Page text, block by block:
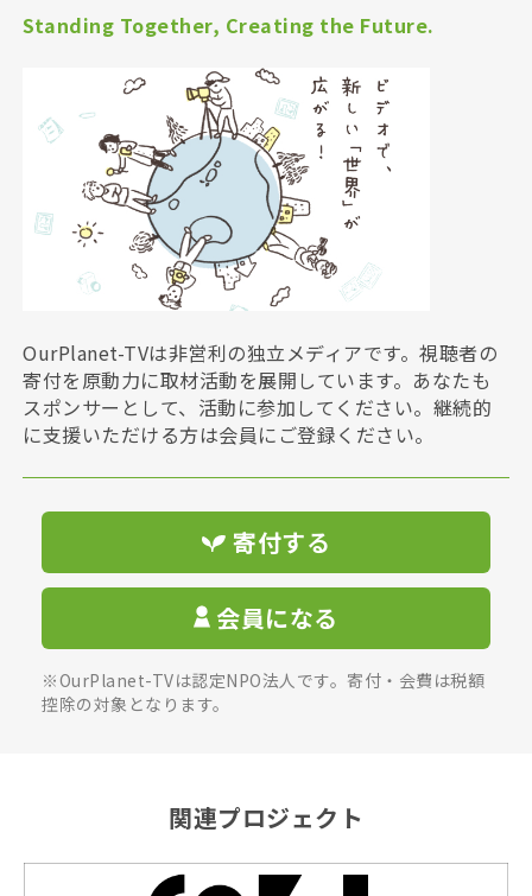
Standing Together, Creating the Future.
OurPlanet-TVは非営利の独立メディアです。視聴者の
寄付を原動力に取材活動を展開しています。あなたも
スポンサーとして、活動に参加してください。継続的
に支援いただける方は会員にご登録ください。
寄付する
会員になる
※OurPlanet-TVは認定NPO法人です。寄付・会費は税額
控除の対象となります。
関連プロジェクト